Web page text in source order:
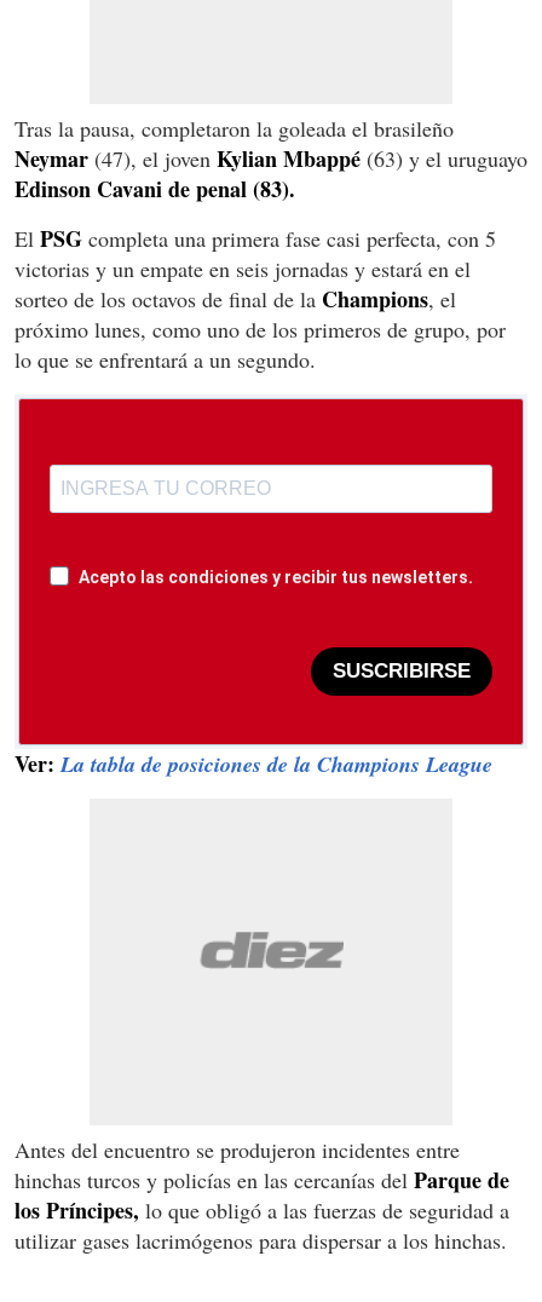
Tras la pausa, completaron la goleada el brasileño
Neymar (47), el joven Kylian Mbappé (63) y el uruguayo
Edinson Cavani de penal (83).
El PSG completa una primera fase casi perfecta, con 5
victorias y un empate en seis jornadas y estará en el
sorteo de los octavos de final de la Champions, el
próximo lunes, como uno de los primeros de grupo, por
lo que se enfrentará a un segundo.
Acepto las condiciones y recibir tus newsletters.
SUSCRIBIRSE
Ver:La tabla de posiciones de la Champions League
Antes del encuentro se produjeron incidentes entre
hinchas turcos y policías en las cercanías del Parque de
los Príncipes, lo que obligó a las fuerzas de seguridad a
utilizar gases lacrimógenos para dispersar a los hinchas.